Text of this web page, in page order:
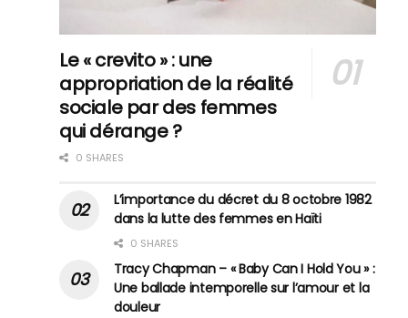
Le « crevito » : une
appropriation de la réalité
sociale par des femmes
qui dérange ?
0 SHARES
L’importance du décret du 8 octobre 1982
dans la lutte des femmes en Haïti
0 SHARES
Tracy Chapman – « Baby Can I Hold You » :
Une ballade intemporelle sur l’amour et la
douleur